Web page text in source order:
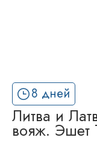
8 дней
Литва и
вояж. Эшет